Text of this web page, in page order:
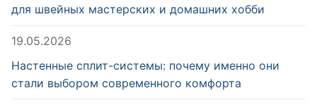
для швейных мастерских и домашних хобби
19.05.2026
Настенные сплит-системы: почему именно они
стали выбором современного комфорта